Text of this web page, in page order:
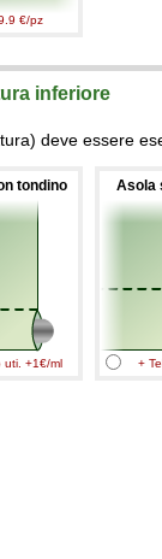
€/pz
inferiore
deve essere
tondino
uti. +1€/ml
Asola
+